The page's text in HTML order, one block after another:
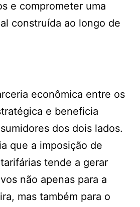
e comprometer uma
construída ao longo de
econômica entre os
e beneficia
dos dois lados.
que a imposição de
tende a gerar
não apenas para a
mas também para o